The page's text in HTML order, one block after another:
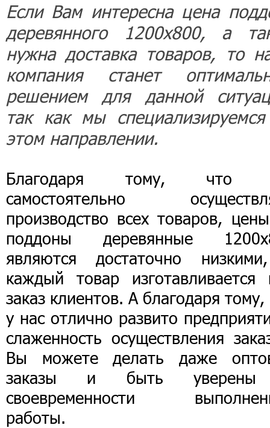
Если Вам интересна цена
деревянного 1200х800, а
нужна доставка товаров, то
компания станет
решением для данной
так как мы
этом направлении.
Благодаря тому, что
самостоятельно
производство всех товаров,
поддоны деревянные
являются достаточно
каждый товар изготавливается
заказ клиентов. А благодаря тому,
у нас отлично развито
слаженность осуществления
Вы можете делать даже
заказы и быть
своевременности
работы.